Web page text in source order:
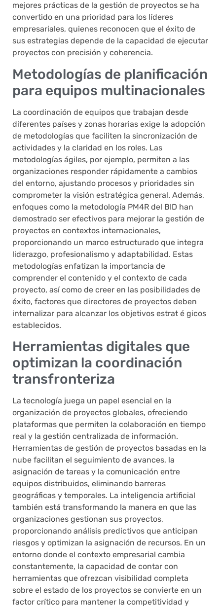
mejores prácticas de la gestión de proyectos se ha
convertido en una prioridad para los líderes
empresariales, quienes reconocen que el éxito de
sus estrategias depende de la capacidad de ejecutar
proyectos con precisión y coherencia.
Metodologías de planificación
para equipos multinacionales
La coordinación de equipos que trabajan desde
diferentes países y zonas horarias exige la adopción
de metodologías que faciliten la sincronización de
actividades y la claridad en los roles. Las
metodologías ágiles, por ejemplo, permiten a las
organizaciones responder rápidamente a cambios
del entorno, ajustando procesos y prioridades sin
comprometer la visión estratégica general. Además,
enfoques como la metodología PM4R del BID han
demostrado ser efectivos para mejorar la gestión de
proyectos en contextos internacionales,
proporcionando un marco estructurado que integra
liderazgo, profesionalismo y adaptabilidad. Estas
metodologías enfatizan la importancia de
comprender el contenido y el contexto de cada
proyecto, así como de creer en las posibilidades de
éxito, factores que directores de proyectos deben
internalizar para alcanzar los objetivos estrat é gicos
establecidos.
Herramientas digitales que
optimizan la coordinación
transfronteriza
La tecnología juega un papel esencial en la
organización de proyectos globales, ofreciendo
plataformas que permiten la colaboración en tiempo
real y la gestión centralizada de información.
Herramientas de gestión de proyectos basadas en la
nube facilitan el seguimiento de avances, la
asignación de tareas y la comunicación entre
equipos distribuidos, eliminando barreras
geográficas y temporales. La inteligencia artificial
también está transformando la manera en que las
organizaciones gestionan sus proyectos,
proporcionando análisis predictivos que anticipan
riesgos y optimizan la asignación de recursos. En un
entorno donde el contexto empresarial cambia
constantemente, la capacidad de contar con
herramientas que ofrezcan visibilidad completa
sobre el estado de los proyectos se convierte en un
factor crítico para mantener la competitividad y